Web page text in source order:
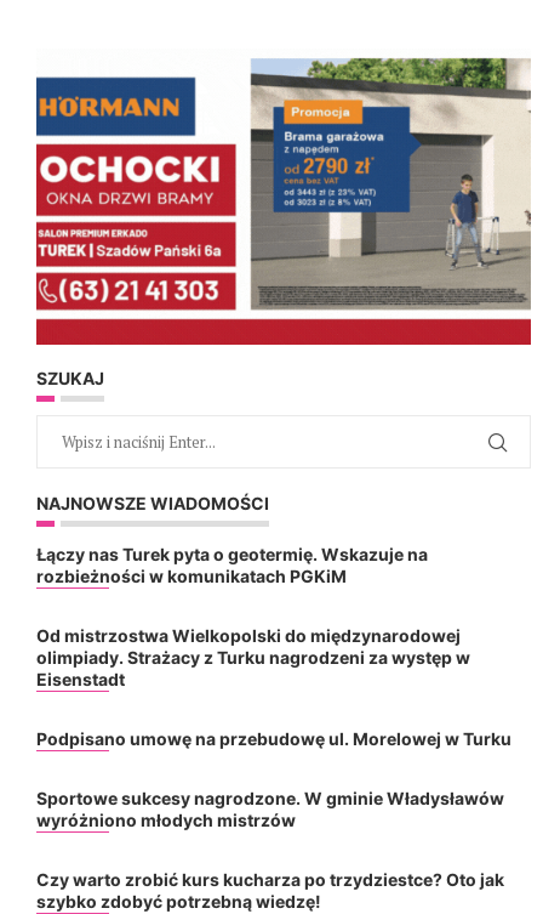
SZUKAJ
NAJNOWSZE WIADOMOŚCI
Łączy nas Turek pyta o geotermię. Wskazuje na
rozbieżności w komunikatach PGKiM
Od mistrzostwa Wielkopolski do międzynarodowej
olimpiady. Strażacy z Turku nagrodzeni za występ w
Eisenstadt
Podpisano umowę na przebudowę ul. Morelowej w Turku
Sportowe sukcesy nagrodzone. W gminie Władysławów
wyróżniono młodych mistrzów
Czy warto zrobić kurs kucharza po trzydziestce? Oto jak
szybko zdobyć potrzebną wiedzę!